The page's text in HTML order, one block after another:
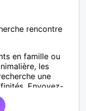
rencontre
en famille ou
les
une
Envoyez-